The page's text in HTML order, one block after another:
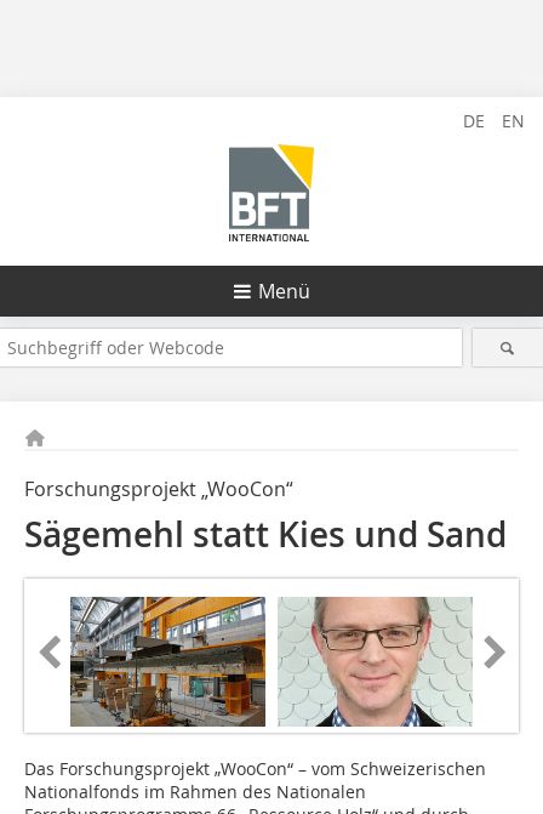
DE EN
Menü
Forschungsprojekt „WooCon“
Sägemehl statt Kies und Sand
Das Forschungsprojekt „WooCon“ – vom Schweizerischen
Nationalfonds im Rahmen des Nationalen